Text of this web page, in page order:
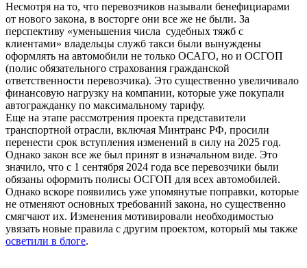
Несмотря на то, что перевозчиков называли бенефициарами
от нового закона, в восторге они все же не были. За
перспективу «уменьшения числа судебных тяжб с
клиентами» владельцы служб такси были вынуждены
оформлять на автомобили не только ОСАГО, но и ОСГОП
(полис обязательного страхования гражданской
ответственности перевозчика). Это существенно увеличивало
финансовую нагрузку на компании, которые уже покупали
автогражданку по максимальному тарифу.
Еще на этапе рассмотрения проекта представители
транспортной отрасли, включая Минтранс РФ, просили
перенести срок вступления изменений в силу на 2025 год.
Однако закон все же был принят в изначальном виде. Это
значило, что с 1 сентября 2024 года все перевозчики были
обязаны оформить полисы ОСГОП для всех автомобилей.
Однако вскоре появились уже упомянутые поправки, которые
не отменяют основных требований закона, но существенно
смягчают их. Изменения мотивировали необходимостью
увязать новые правила с другим проектом, который мы также
осветили в блоге.